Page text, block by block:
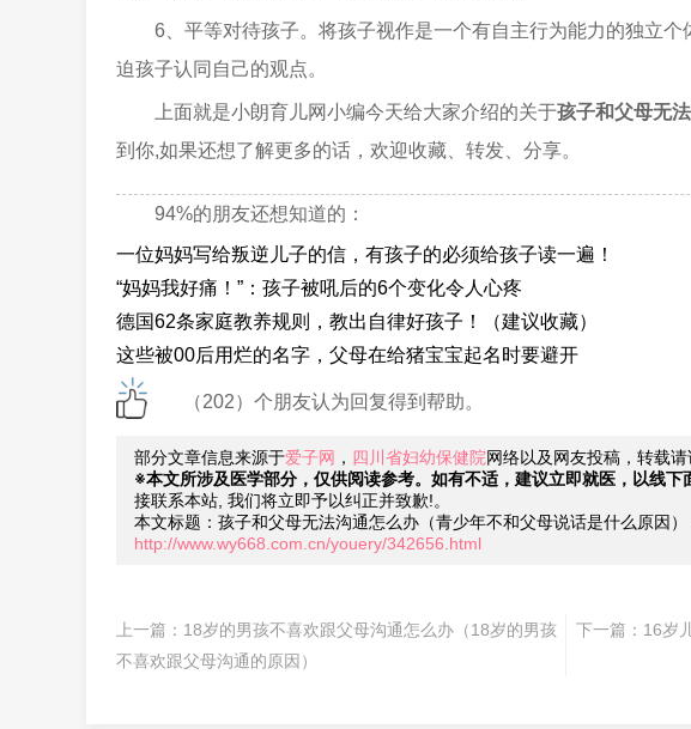
6、平等对待孩子。将孩子视作是一个有自主行为能力的独立
迫孩子认同自己的观点。
上面就是小朗育儿网小编今天给大家介绍的关于孩子和父母无
到你,如果还想了解更多的话，欢迎收藏、转发、分享。
94%的朋友还想知道的：
一位妈妈写给叛逆儿子的信，有孩子的必须给孩子读一遍！
“妈妈我好痛！”：孩子被吼后的6个变化令人心疼
德国62条家庭教养规则，教出自律好孩子！（建议收藏）
这些被00后用烂的名字，父母在给猪宝宝起名时要避开
（202）个朋友认为回复得到帮助。
部分文章信息来源于爱子网 ， 四川省妇幼保健院网络以及网友投稿，转载请
※本文所涉及医学部分，仅供阅读参考。如有不适，建议立即就医，以线下
接联系本站, 我们将立即予以纠正并致歉!。
本文标题：孩子和父母无法沟通怎么办（青少年不和父母说话是什么原因）
http://www.wy668.com.cn/youery/342656.html
上一篇： 18岁的男孩不喜欢跟父母沟通怎么办（18岁的男孩
不喜欢跟父母沟通的原因）
下一篇： 16岁